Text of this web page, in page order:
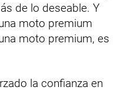
de lo deseable. Y
moto premium
moto premium, es
la confianza en